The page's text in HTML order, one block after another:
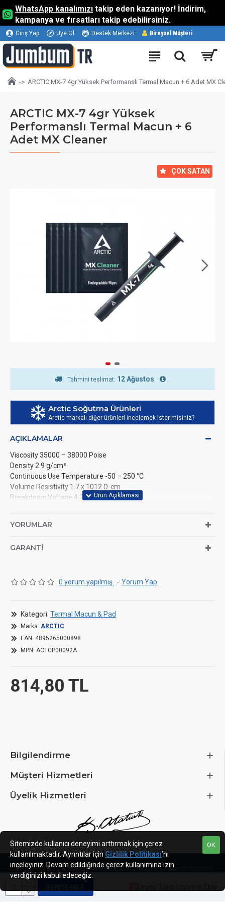
WhatsApp kanalımızı takip eden kazanıyor! İndirim,
kampanya ve fırsatları takip edebilirsiniz.
Giriş Yap Üye Ol Destek Merkezi Bireysel Müşteri
ARCTIC MX-7 4gr Yüksek Performanslı Termal Macun + 6 Adet MX
ARCTIC MX-7 4gr Yüksek
Performanslı Termal Macun + 6
Adet MX Cleaner
⠀ÇOK SATAN
Tahmini teslimat: 12 Ağustos
Arctic Soğutma Ürünleri
Arctic markalı diğer ürünleri incelemek ister misiniz?
AÇIKLAMALAR
Viscosity 35000 – 38000 Poise
Density 2.9 g/cm³
Continuous Use Temperature -50 – 250 °C
Volume Resistivity 1.7 x 1012 Ω-cm
Breakdown Voltage 4.2 kV/mm
YORUMLAR
GARANTI
0 yorum yapılmış. - Yorum Yap
814,80 TL
Kategori: Termal Macun & Pad
Marka: ARCTIC
EAN: 4895265000898
MPN: ACTCP00092A
SEPETE EKLE
Bilgilendirme
Müşteri Hizmetleri
Üyelik Hizmetleri
Jumbum Dış Ticaret Limited ŞirketiETBIS kayıtlı e-ticaret sitesidir.
OK
Sitemizde kullanıcı deneyimi arttırmak için çerez
kullanılmaktadır. Ayrıntılar için Gizlilik Politikası’nı
inceleyiniz. Devam edildiğinde çerez kullanımına izin
verdiğinizi kabul edeceğiz.